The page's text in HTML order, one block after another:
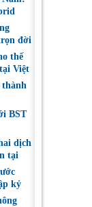
đời
thế
Việt
thành
BST
dịch
tại
kỷ